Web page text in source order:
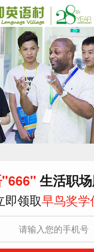
"666"生活职
即领取早鸟奖学